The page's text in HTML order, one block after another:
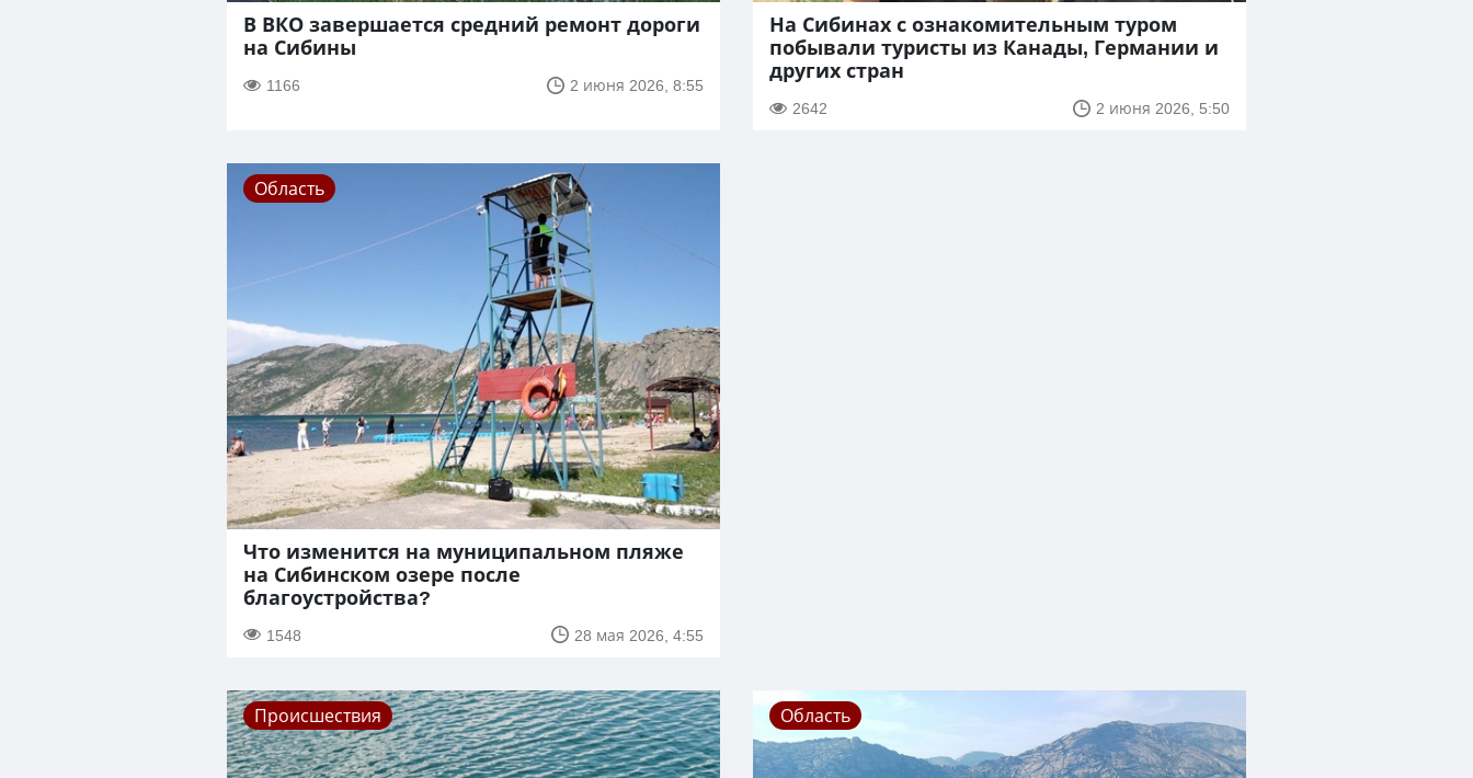
В ВКО завершается средний ремонт дороги
на Сибины
1166 2 июня 2026, 8:55
На Сибинах с ознакомительным туром
побывали туристы из Канады, Германии и
других стран
2642 2 июня 2026, 5:50
Область
Что изменится на муниципальном пляже
на Сибинском озере после
благоустройства?
1548 28 мая 2026, 4:55
Происшествия Область